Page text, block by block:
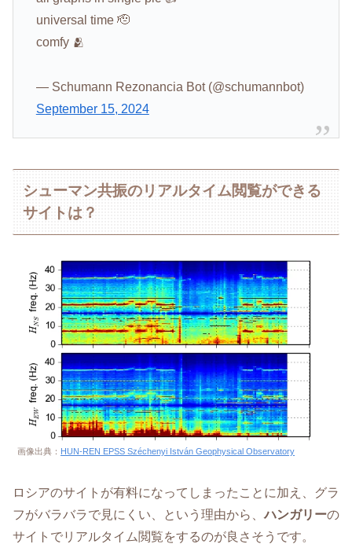
universal time 🫡
comfy 🫂
— Schumann Rezonancia Bot (@schumannbot)
September 15, 2024
シューマン共振のリアルタイム閲覧ができる
サイトは？
画像出典： HUN-REN EPSS Széchenyi István Geophysical Observatory
ロシアのサイトが有料になってしまったことに加え、グラ
フがバラバラで見にくい、という理由から、ハンガリーの
サイトでリアルタイム閲覧をするのが良さそうです。